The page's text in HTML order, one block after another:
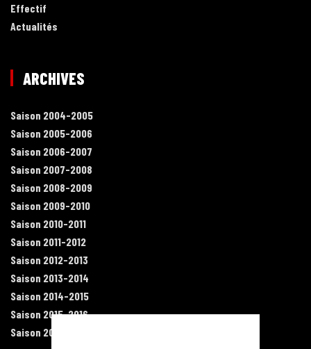
Effectif
Actualités
ARCHIVES
Saison 2004-2005
Saison 2005-2006
Saison 2006-2007
Saison 2007-2008
Saison 2008-2009
Saison 2009-2010
Saison 2010-2011
Saison 2011-2012
Saison 2012-2013
Saison 2013-2014
Saison 2014-2015
Saison 2015-2016
Saison 2016-2017